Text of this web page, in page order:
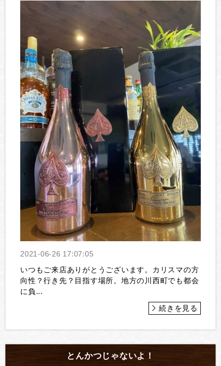
2021-06-26 17:07:05
いつもご来店ありがとうございます。カリスマの方
向性？行き先？目指す場所。地方の川西町でも都会
に負...
続きを見る
とんかつじゃないよ！